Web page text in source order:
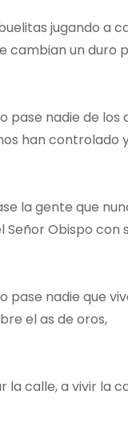
jugando a
cambian un duro
pase nadie de los
han controlado
la gente que
Señor Obispo con
pase nadie que
el as de oros,
la calle, a vivir la